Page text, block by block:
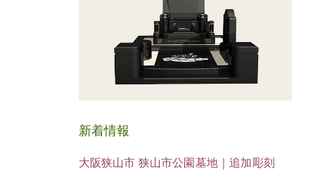
新着情報
大阪狭山市 狭山市公園墓地｜追加彫刻